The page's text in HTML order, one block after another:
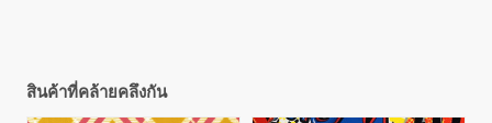
สินค้าที่คล้ายคลึงกัน